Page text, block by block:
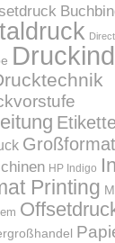
HP Indigo
Printing